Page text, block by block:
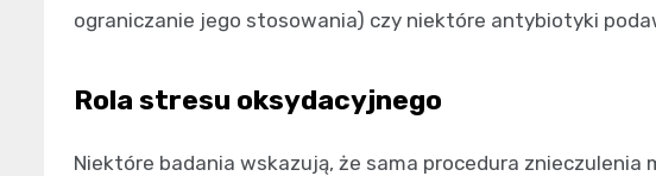
ograniczanie jego stosowania) czy niektóre antybiotyki
Rola stresu oksydacyjnego
Niektóre badania wskazują, że sama procedura znieczulenia